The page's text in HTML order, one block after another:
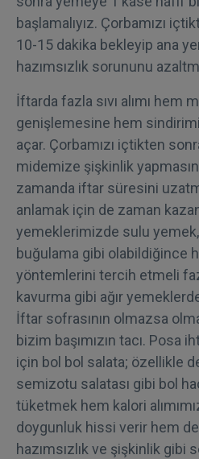
başlamalıyız. Çorbamızı
10-15 dakika bekleyip ana
hazımsızlık sorununu
İftarda fazla sıvı alımı hem
genişlemesine hem
açar. Çorbamızı içtikten
midemize şişkinlik
zamanda iftar süresini
anlamak için de zaman
yemeklerimizde sulu yemek,
buğulama gibi olabildiğince
yöntemlerini tercih etmeli
kavurma gibi ağır
İftar sofrasının olmazsa
bizim başımızın tacı. Posa
için bol bol salata; özellikle
semizotu salatası gibi bol
tüketmek hem kalori
doygunluk hissi verir hem de
hazımsızlık ve şişkinlik gibi